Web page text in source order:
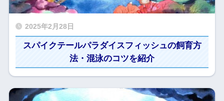
2025年2月28日
スパイクテールパラダイスフィッシュの飼育方
法・混泳のコツを紹介